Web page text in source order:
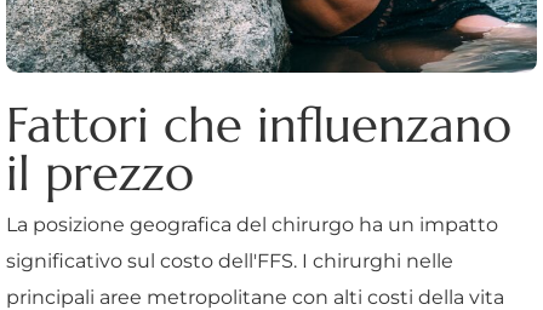
Fattori che influenzano
il prezzo
La posizione geografica del chirurgo ha un impatto
significativo sul costo dell'FFS. I chirurghi nelle
principali aree metropolitane con alti costi della vita